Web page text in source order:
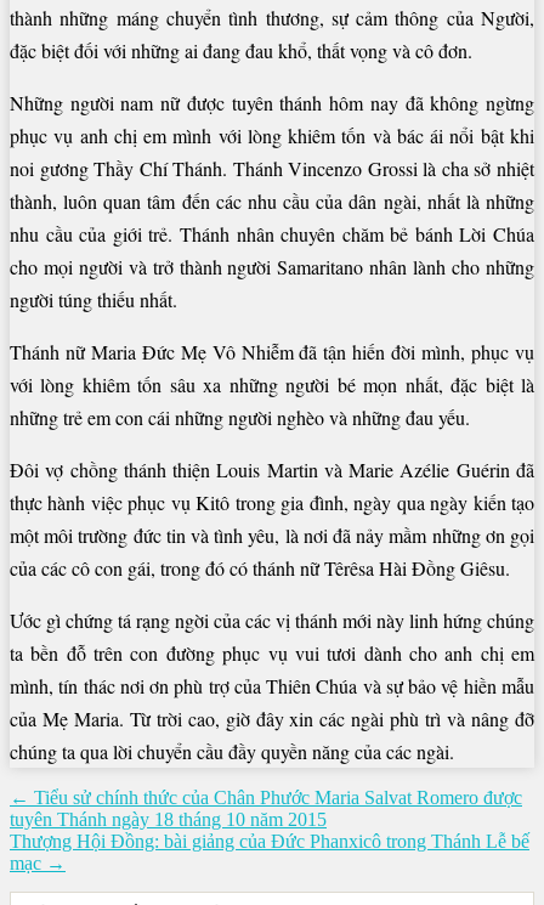
thành những máng chuyển tình thương, sự cảm thông của Người,
đặc biệt đối với những ai đang đau khổ, thất vọng và cô đơn.
Những người nam nữ được tuyên thánh hôm nay đã không ngừng
phục vụ anh chị em mình với lòng khiêm tốn và bác ái nổi bật khi
noi gương Thầy Chí Thánh. Thánh Vincenzo Grossi là cha sở nhiệt
thành, luôn quan tâm đến các nhu cầu của dân ngài, nhất là những
nhu cầu của giới trẻ. Thánh nhân chuyên chăm bẻ bánh Lời Chúa
cho mọi người và trở thành người Samaritano nhân lành cho những
người túng thiếu nhất.
Thánh nữ Maria Đức Mẹ Vô Nhiễm đã tận hiến đời mình, phục vụ
với lòng khiêm tốn sâu xa những người bé mọn nhất, đặc biệt là
những trẻ em con cái những người nghèo và những đau yếu.
Đôi vợ chồng thánh thiện Louis Martin và Marie Azélie Guérin đã
thực hành việc phục vụ Kitô trong gia đình, ngày qua ngày kiến tạo
một môi trường đức tin và tình yêu, là nơi đã nảy mầm những ơn gọi
của các cô con gái, trong đó có thánh nữ Têrêsa Hài Đồng Giêsu.
Ước gì chứng tá rạng ngời của các vị thánh mới này linh hứng chúng
ta bền đỗ trên con đường phục vụ vui tươi dành cho anh chị em
mình, tín thác nơi ơn phù trợ của Thiên Chúa và sự bảo vệ hiền mẫu
của Mẹ Maria. Từ trời cao, giờ đây xin các ngài phù trì và nâng đỡ
chúng ta qua lời chuyển cầu đầy quyền năng của các ngài.
Điều
hướng
bài
viết
← Tiểu sử chính thức của Chân Phước Maria Salvat Romero được
tuyên Thánh ngày 18 tháng 10 năm 2015
Thượng Hội Đồng: bài giảng của Đức Phanxicô trong Thánh Lễ bế
mạc →